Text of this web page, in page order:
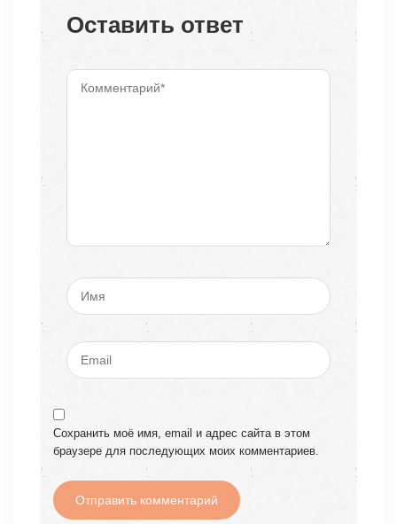
Оставить ответ
Сохранить моё имя, email и адрес сайта в этом
браузере для последующих моих комментариев.